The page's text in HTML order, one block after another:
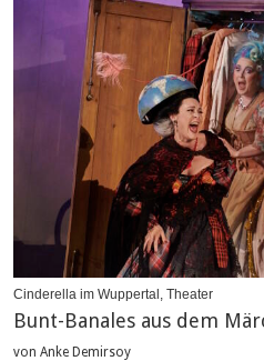
Cinderella im Wuppertal, Theater
Bunt-Banales aus dem
von Anke Demirsoy